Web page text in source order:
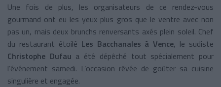
Une fois de plus, les organisateurs de ce rendez-vous
gourmand ont eu les yeux plus gros que le ventre avec non
pas un, mais deux brunchs renversants axés plein soleil. Chef
du restaurant étoilé Les Bacchanales à Vence, le sudiste
Christophe Dufau a été dépêché tout spécialement pour
l’événement samedi. L’occasion rêvée de goûter sa cuisine
singulière et engagée.